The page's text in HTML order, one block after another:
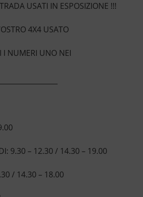
USATI IN ESPOSIZIONE !!!
4X4 USATO
I NUMERI UNO NEI
9.30 – 12.30 / 14.30 – 19.00
/ 14.30 – 18.00